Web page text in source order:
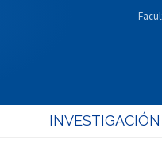
INVESTIGACIÓN